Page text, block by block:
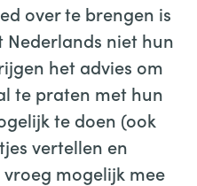
over te brengen is
Nederlands niet hun
het advies om
te praten met hun
te doen (ook
vertellen en
mogelijk mee